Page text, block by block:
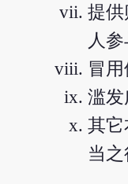
提
人参
冒用
滥发
其
当之